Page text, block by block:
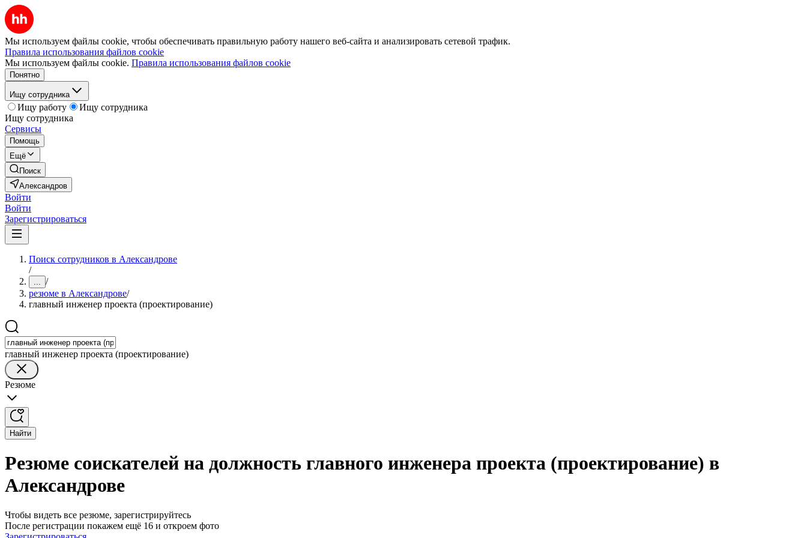
Мы используем файлы cookie, чтобы обеспечивать правильную работу нашего веб-сайта и анализировать сетевой трафик.
Правила использования файлов cookie
Мы используем файлы cookie. Правила использования файлов cookie
Понятно
Ищу сотрудника
Ищу работу
Ищу сотрудника
Ищу сотрудника
Сервисы
Помощь
Ещё
Поиск
Александров
Войти
Войти
Зарегистрироваться
Поиск сотрудников в Александрове
/
... /
резюме в Александрове/
главный инженер проекта (проектирование)
главный инженер проекта (проектирование)
Резюме
Найти
Резюме соискателей на должность главного инженера проекта (проектирование) в
Александрове
Чтобы видеть все резюме, зарегистрируйтесь
После регистрации покажем ещё 16 и откроем фото